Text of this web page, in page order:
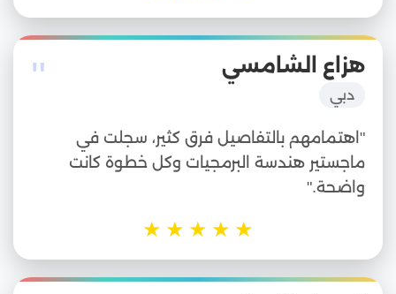
" هزاع الشامسي
دبي
"اهتمامهم بالتفاصيل فرق كثير، سجلت في
ماجستير هندسة البرمجيات وكل خطوة كانت
واضحة."
★
★
★
★
★